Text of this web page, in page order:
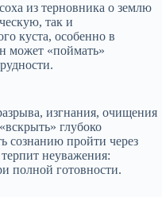
из терновника о землю
так и
куста, особенно в
может «поймать»
изгнания, очищения
глубоко
сознанию пройти через
неуважения:
полной готовности.